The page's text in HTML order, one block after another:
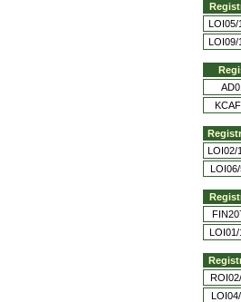
LOI05/
LOI09/
LOI02/
LOI01/